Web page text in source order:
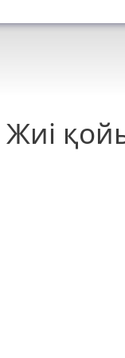
Жиі